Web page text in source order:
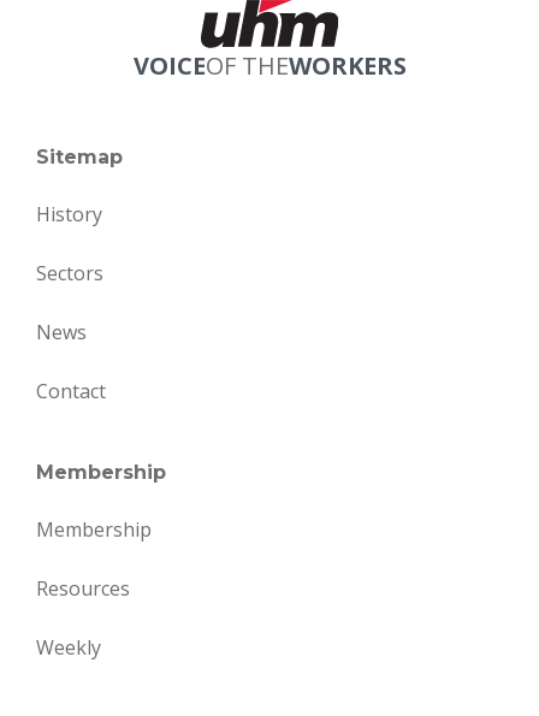
VOICEOF THEWORKERS
Sitemap
History
Sectors
News
Contact
Membership
Membership
Resources
Weekly